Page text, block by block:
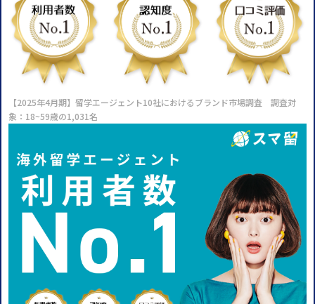
【2025年4月期】留学エージェント10社におけるブランド市場調査 調査対
象：18~59歳の1,031名